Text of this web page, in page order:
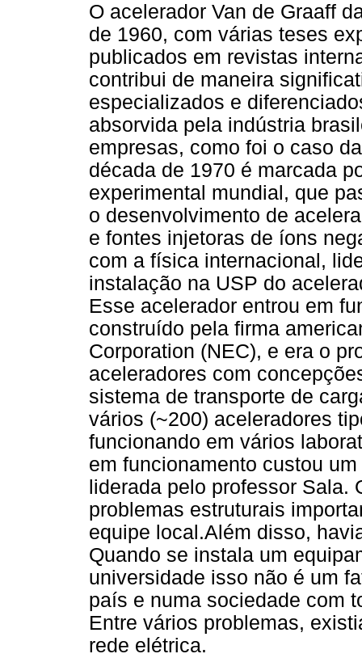
O acelerador Van de Graaff
de 1960, com várias teses
publicados em revistas
contribui de maneira
especializados e
absorvida pela indústria
empresas, como foi o caso
década de 1970 é marcada
experimental mundial, que
o desenvolvimento de
e fontes injetoras de íons
com a física internacional,
instalação na USP do
Esse acelerador entrou em
construído pela firma
Corporation (NEC), e era o
aceleradores com
sistema de transporte de
vários (~200) aceleradores
funcionando em vários
em funcionamento custou
liderada pelo professor Sala.
problemas estruturais
equipe local.Além disso,
Quando se instala um
universidade isso não é um
país e numa sociedade com
Entre vários problemas,
rede elétrica.